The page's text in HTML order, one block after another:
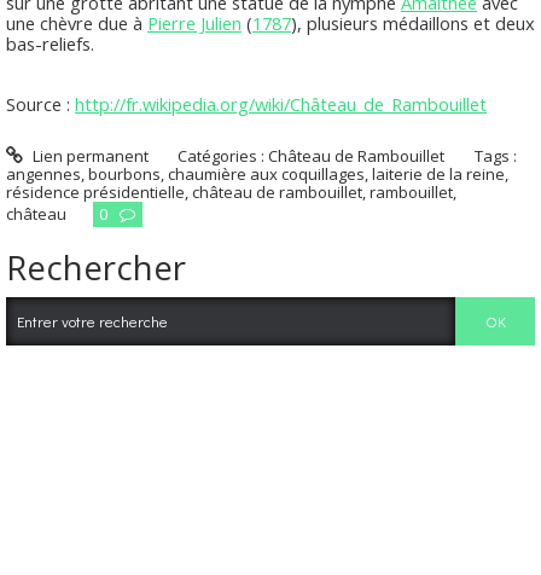
une chèvre due à Pierre Julien (1787), plusieurs médaillons et deux
bas-reliefs.
Source : http://fr.wikipedia.org/wiki/Château_de_Rambouillet
Lien permanent Catégories :Château de Rambouillet
Tags :
angennes,bourbons,chaumière aux coquillages,laiterie de la reine,
résidence présidentielle,château de rambouillet,rambouillet,
château
0
Rechercher